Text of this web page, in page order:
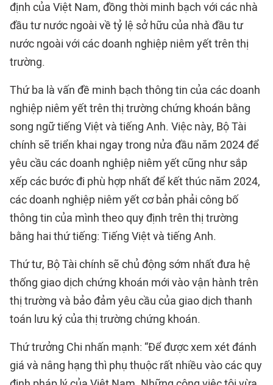
định của Việt Nam, đồng thời minh bạch với các nhà
đầu tư nước ngoài về tỷ lệ sở hữu của nhà đầu tư
nước ngoài với các doanh nghiệp niêm yết trên thị
trường.
Thứ ba là vấn đề minh bạch thông tin của các doanh
nghiệp niêm yết trên thị trường chứng khoán bằng
song ngữ tiếng Việt và tiếng Anh. Việc này, Bộ Tài
chính sẽ triển khai ngay trong nửa đầu năm 2024 để
yêu cầu các doanh nghiệp niêm yết cũng như sắp
xếp các bước đi phù hợp nhất để kết thúc năm 2024,
các doanh nghiệp niêm yết cơ bản phải công bố
thông tin của mình theo quy định trên thị trường
bằng hai thứ tiếng: Tiếng Việt và tiếng Anh.
Thứ tư, Bộ Tài chính sẽ chủ động sớm nhất đưa hệ
thống giao dịch chứng khoán mới vào vận hành trên
thị trường và bảo đảm yêu cầu của giao dịch thanh
toán lưu ký của thị trường chứng khoán.
Thứ trưởng Chi nhấn mạnh: “Để được xem xét đánh
giá và nâng hạng thì phụ thuộc rất nhiều vào các quy